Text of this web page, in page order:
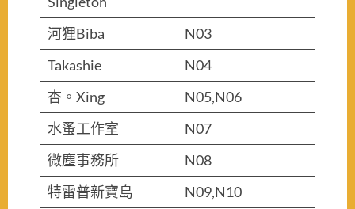
河狸Biba
N03
Takashie
N04
杏。Xing
N05,N06
水蚤工作室
N07
微塵事務所
N08
特雷普新寶島
N09,N10